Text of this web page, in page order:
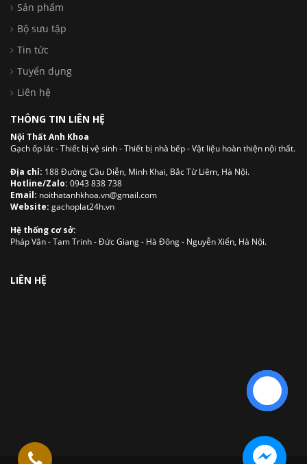
Sản phẩm
Bộ sưu tập
Tin tức
Tuyển dụng
Liên hệ
THÔNG TIN LIÊN HỆ
Nội Thất Anh Khoa
Gạch ốp lát - Thiết bị vệ sinh - Thiết bị nhà bếp - Vật liệu hoàn thiện nội thất.
Địa chỉ: 188 Đường Cầu Diễn, Minh Khai, Bắc Từ Liêm, Hà Nội.
Hotline/Zalo: 0943 838 738
Email: noithatanhkhoa.vn@gmail.com
Website: gachoplat24h.vn
Hệ thống cơ sở:
Pháp Vân - Tam Trinh - Đức Giang - Hà Đông - Nguyễn Xiển, Hà Nội.
LIÊN HỆ
Liên hệ